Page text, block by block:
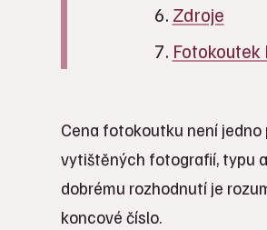
Zdroje
Fotokoutek
Cena fotokoutku není
vytištěných fotografií, typu
dobrému rozhodnutí je
koncové číslo.